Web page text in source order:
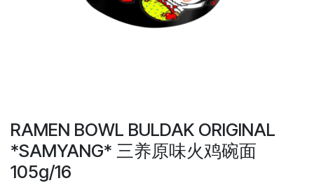
RAMEN BOWL BULDAK ORIGINAL
*SAMYANG* 三养原味火鸡碗面
105g/16